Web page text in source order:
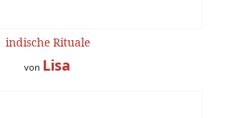
indische Rituale
von Lisa